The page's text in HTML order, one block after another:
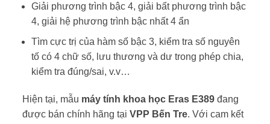
Giải phương trình bậc 4, giải bất phương trình bậc
4, giải hệ phương trình bậc nhất 4 ẩn
Tìm cực trị của hàm số bậc 3, kiểm tra số nguyên
tố có 4 chữ số, lưu thương và dư trong phép chia,
kiểm tra đúng/sai, v.v…
Hiện tại, mẫu máy tính khoa học Eras E389đang
được bán chính hãng tại VPP Bến Tre. Với cam kết